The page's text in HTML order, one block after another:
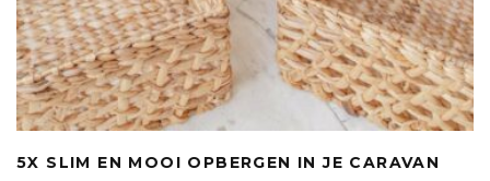
5X SLIM EN MOOI OPBERGEN IN JE CARAVAN